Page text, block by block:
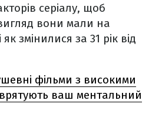
серіалу, щоб
вони мали на
змінилися за 31 рік від
фільми з високими
ваш ментальний